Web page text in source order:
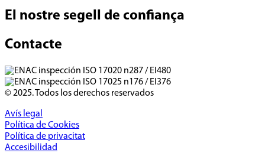
El nostre segell de confiança
Contacte
© 2025. Todos los derechos reservados
Avís legal
Política de Cookies
Política de privacitat
Accesibilidad